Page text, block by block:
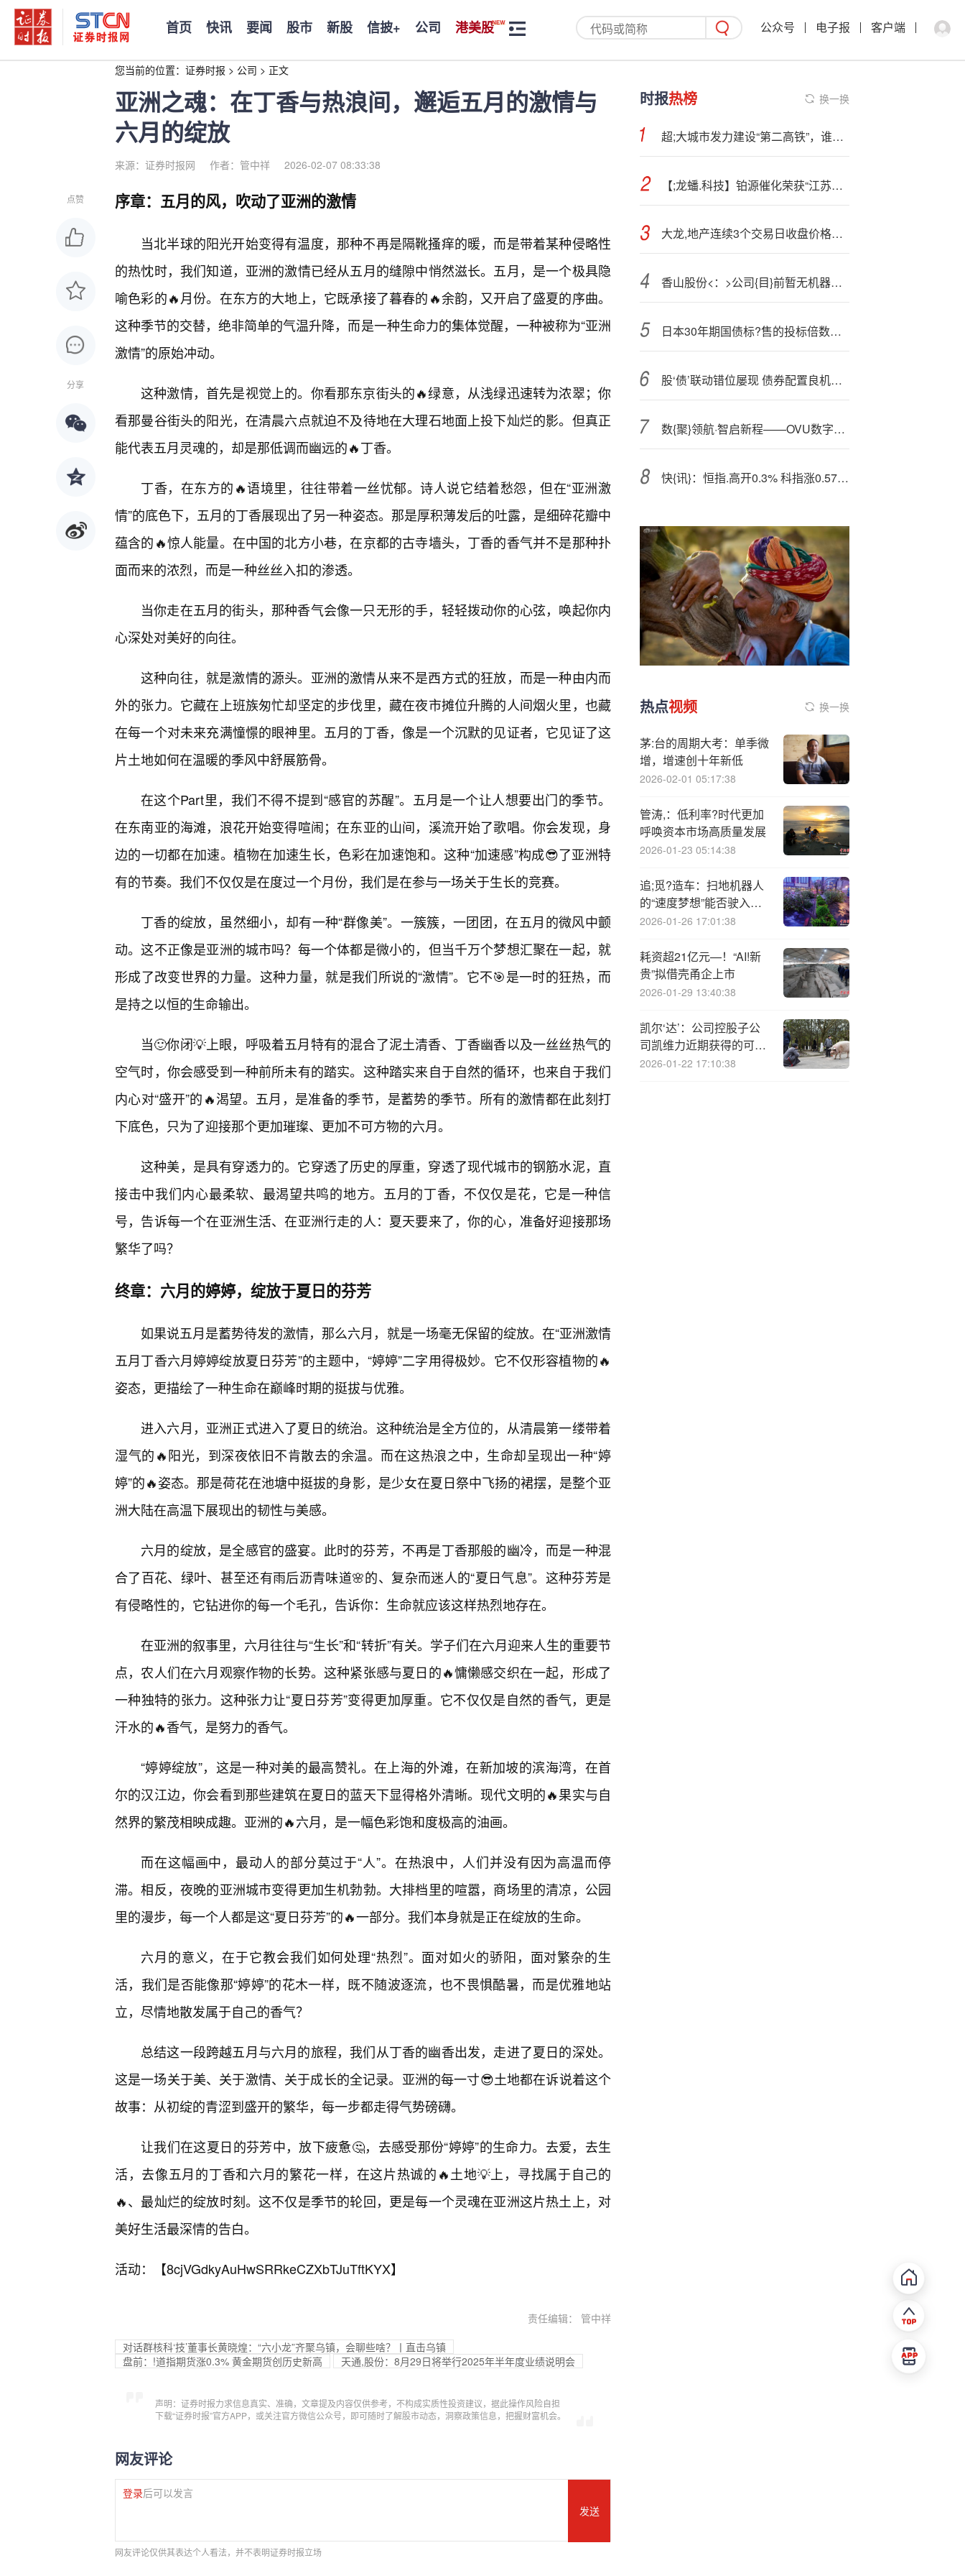
首页 快讯 要闻 股市 新股 信披+ 公司 港美股 公众号 电子报 客户端
您当前的位置： 证券时报 > 公司 > 正文
亚洲之魂：在丁香与热浪间，邂逅五月的激情与
六月的绽放
来源：证券时报网 作者：管中祥 2026-02-07 08:33:38
点赞
分享
序章：五月的风，吹动了亚洲的激情
当北半球的阳光开始变得有温度，那种不再是隔靴搔痒的暖，而是带着某种侵略性
的热忱时，我们知道，亚洲的激情已经从五月的缝隙中悄然滋长。五月，是一个极具隐
喻色彩的🔥月份。在东方的大地上，它既承接了暮春的🔥余韵，又开启了盛夏的序曲。
这种季节的交替，绝非简单的气温升降，而是一种生命力的集体觉醒，一种被称为“亚洲
激情”的原始冲动。
这种激情，首先是视觉上的。你看那东京街头的🔥绿意，从浅绿迅速转为浓翠；你
看那曼谷街头的阳光，在清晨六点就迫不及待地在大理石地面上投下灿烂的影。但真正
能代表五月灵魂的，却是那低调而幽远的🔥丁香。
丁香，在东方的🔥语境里，往往带着一丝忧郁。诗人说它结着愁怨，但在“亚洲激
情”的底色下，五月的丁香展现出了另一种姿态。那是厚积薄发后的吐露，是细碎花瓣中
蕴含的🔥惊人能量。在中国的北方小巷，在京都的古寺墙头，丁香的香气并不是那种扑
面而来的浓烈，而是一种丝丝入扣的渗透。
当你走在五月的街头，那种香气会像一只无形的手，轻轻拨动你的心弦，唤起你内
心深处对美好的向往。
这种向往，就是激情的源头。亚洲的激情从来不是西方式的狂放，而是一种由内而
外的张力。它藏在上班族匆忙却坚定的步伐里，藏在夜市摊位升腾的人间烟火里，也藏
在每一个对未来充满憧憬的眼神里。五月的丁香，像是一个沉默的见证者，它见证了这
片土地如何在温暖的季风中舒展筋骨。
在这个Part里，我们不得不提到“感官的苏醒”。五月是一个让人想要出门的季节。
在东南亚的海滩，浪花开始变得喧闹；在东亚的山间，溪流开始了歌唱。你会发现，身
边的一切都在加速。植物在加速生长，色彩在加速饱和。这种“加速感”构成😎了亚洲特
有的节奏。我们不仅仅是在度过一个月份，我们是在参与一场关于生长的竞赛。
丁香的绽放，虽然细小，却有一种“群像美”。一簇簇，一团团，在五月的微风中颤
动。这不正像是亚洲的城市吗？每一个体都是微小的，但当千万个梦想汇聚在一起，就
形成了改变世界的力量。这种力量，就是我们所说的“激情”。它不🎯是一时的狂热，而
是持之以恒的生命输出。
当🙂你闭💡上眼，呼吸着五月特有的混合了泥土清香、丁香幽香以及一丝丝热气的
空气时，你会感受到一种前所未有的踏实。这种踏实来自于自然的循环，也来自于我们
内心对“盛开”的🔥渴望。五月，是准备的季节，是蓄势的季节。所有的激情都在此刻打
下底色，只为了迎接那个更加璀璨、更加不可方物的六月。
这种美，是具有穿透力的。它穿透了历史的厚重，穿透了现代城市的钢筋水泥，直
接击中我们内心最柔软、最渴望共鸣的地方。五月的丁香，不仅仅是花，它是一种信
号，告诉每一个在亚洲生活、在亚洲行走的人：夏天要来了，你的心，准备好迎接那场
繁华了吗？
终章：六月的婷婷，绽放于夏日的芬芳
如果说五月是蓄势待发的激情，那么六月，就是一场毫无保留的绽放。在“亚洲激情
五月丁香六月婷婷绽放夏日芬芳”的主题中，“婷婷”二字用得极妙。它不仅形容植物的🔥
姿态，更描绘了一种生命在巅峰时期的挺拔与优雅。
进入六月，亚洲正式进入了夏日的统治。这种统治是全方位的，从清晨第一缕带着
湿气的🔥阳光，到深夜依旧不肯散去的余温。而在这热浪之中，生命却呈现出一种“婷
婷”的🔥姿态。那是荷花在池塘中挺拔的身影，是少女在夏日祭中飞扬的裙摆，是整个亚
洲大陆在高温下展现出的韧性与美感。
六月的绽放，是全感官的盛宴。此时的芬芳，不再是丁香那般的幽冷，而是一种混
合了百花、绿叶、甚至还有雨后沥青味道🌸的、复杂而迷人的“夏日气息”。这种芬芳是
有侵略性的，它钻进你的每一个毛孔，告诉你：生命就应该这样热烈地存在。
在亚洲的叙事里，六月往往与“生长”和“转折”有关。学子们在六月迎来人生的重要节
点，农人们在六月观察作物的长势。这种紧张感与夏日的🔥慵懒感交织在一起，形成了
一种独特的张力。这种张力让“夏日芬芳”变得更加厚重。它不仅仅是自然的香气，更是
汗水的🔥香气，是努力的香气。
“婷婷绽放”，这是一种对美的最高赞礼。在上海的外滩，在新加坡的滨海湾，在首
尔的汉江边，你会看到那些建筑在夏日的蓝天下显得格外清晰。现代文明的🔥果实与自
然界的繁茂相映成趣。亚洲的🔥六月，是一幅色彩饱和度极高的油画。
而在这幅画中，最动人的部分莫过于“人”。在热浪中，人们并没有因为高温而停
滞。相反，夜晚的亚洲城市变得更加生机勃勃。大排档里的喧嚣，商场里的清凉，公园
里的漫步，每一个人都是这“夏日芬芳”的🔥一部分。我们本身就是正在绽放的生命。
六月的意义，在于它教会我们如何处理“热烈”。面对如火的骄阳，面对繁杂的生
活，我们是否能像那“婷婷”的花木一样，既不随波逐流，也不畏惧酷暑，而是优雅地站
立，尽情地散发属于自己的香气？
总结这一段跨越五月与六月的旅程，我们从丁香的幽香出发，走进了夏日的深处。
这是一场关于美、关于激情、关于成长的全记录。亚洲的每一寸😎土地都在诉说着这个
故事：从初绽的青涩到盛开的繁华，每一步都走得气势磅礴。
让我们在这夏日的芬芳中，放下疲惫🤔，去感受那份“婷婷”的生命力。去爱，去生
活，去像五月的丁香和六月的繁花一样，在这片热诚的🔥土地💡上，寻找属于自己的
🔥、最灿烂的绽放时刻。这不仅是季节的轮回，更是每一个灵魂在亚洲这片热土上，对
美好生活最深情的告白。
活动：【8cjVGdkyAuHwSRRkeCZXbTJuTftKYX】
责任编辑： 管中祥
对话群核科‘技’董事长黄晓煌：“六小龙”齐聚乌镇，会聊些啥？丨直击乌镇
盘前：!道指期货涨0.3% 黄金期货创历史新高
天通,股份：8月29日将举行2025年半年度业绩说明会
声明：证券时报力求信息真实、准确，文章提及内容仅供参考，不构成实质性投资建议，据此操作风险自担
下载“证券时报”官方APP，或关注官方微信公众号，即可随时了解股市动态，洞察政策信息，把握财富机会。
网友评论
登录后可以发言
发送
网友评论仅供其表达个人看法，并不表明证券时报立场
时报热榜 换一换
超;大城市发力建设“第二高铁”，谁是最大受益者？
【;龙蟠.科技】铂源催化荣获“江苏省民营科技企业”称号
大龙,地产连续3个交易日收盘价格跌幅偏离值累计超20%
香山股份<：>公司{目}前暂无机器人产品落地
日本30年期国债标?售的投标倍数高于12个月平均水平
股‘债’联动错位屡现 债券配置良机渐至
数{聚}领航·智启新程——OVU数字科创中心正式开园
快{讯}：恒指.高开0.3% 科指涨0.57% 科网股、黄金股普涨 汽车股活跃 大行科工上市首日高开36%
热点视频 换一换
茅:台的周期大考：单季微
增，增速创十年新低
2026-02-01 05:17:38
管涛,：低利率?时代更加
呼唤资本市场高质量发展
2026-01-23 05:14:38
追;觅?造车：扫地机器人
的“速度梦想”能否驶入现
实？
2026-01-26 17:01:38
耗资超21亿元—！“AI!新
贵”拟借壳甬企上市
2026-01-29 13:40:38
凯尔‘达’：公司控股子公
司凯维力近期获得的可自
校准的SOI基MEMS三维
2026-01-22 17:10:38